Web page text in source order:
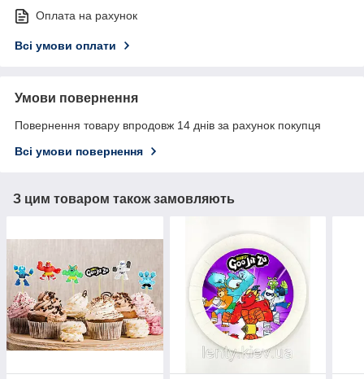
Оплата на рахунок
Всі умови оплати
Умови повернення
Повернення товару впродовж 14 днів за рахунок покупця
Всі умови повернення
З цим товаром також замовляють